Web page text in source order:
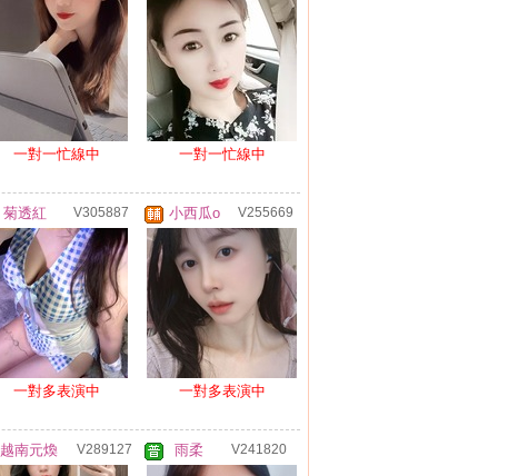
一對一忙線中 一對一忙線中
菊透紅 V305887
一對多表演中
小西瓜o V255669
一對多表演中
越南元煥 V289127 雨柔 V241820